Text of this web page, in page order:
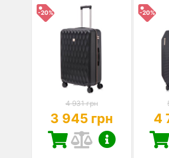
-20%
4 931 грн
3 945 грн
-20%
4